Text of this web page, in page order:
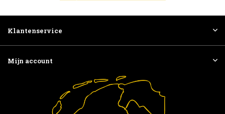
Klantenservice
Mijn account